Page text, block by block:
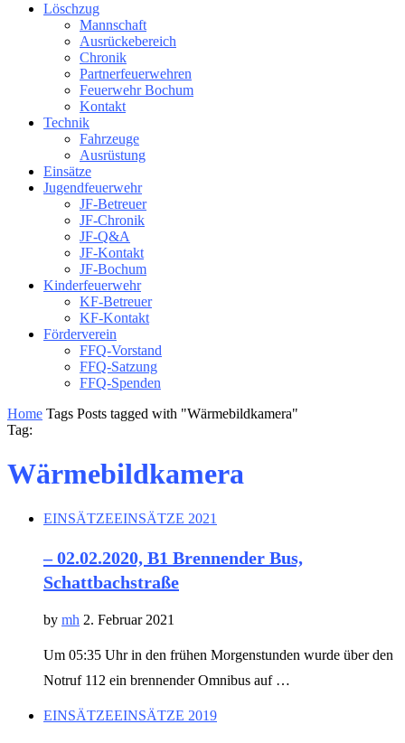
Löschzug
Mannschaft
Ausrückebereich
Chronik
Partnerfeuerwehren
Feuerwehr Bochum
Kontakt
Technik
Fahrzeuge
Ausrüstung
Einsätze
Jugendfeuerwehr
JF-Betreuer
JF-Chronik
JF-Q&A
JF-Kontakt
JF-Bochum
Kinderfeuerwehr
KF-Betreuer
KF-Kontakt
Förderverein
FFQ-Vorstand
FFQ-Satzung
FFQ-Spenden
Home Tags Posts tagged with "Wärmebildkamera"
Tag:
Wärmebildkamera
EINSÄTZEEINSÄTZE 2021
– 02.02.2020, B1 Brennender Bus,
Schattbachstraße
by mh 2. Februar 2021
Um 05:35 Uhr in den frühen Morgenstunden wurde über den
Notruf 112 ein brennender Omnibus auf …
EINSÄTZEEINSÄTZE 2019